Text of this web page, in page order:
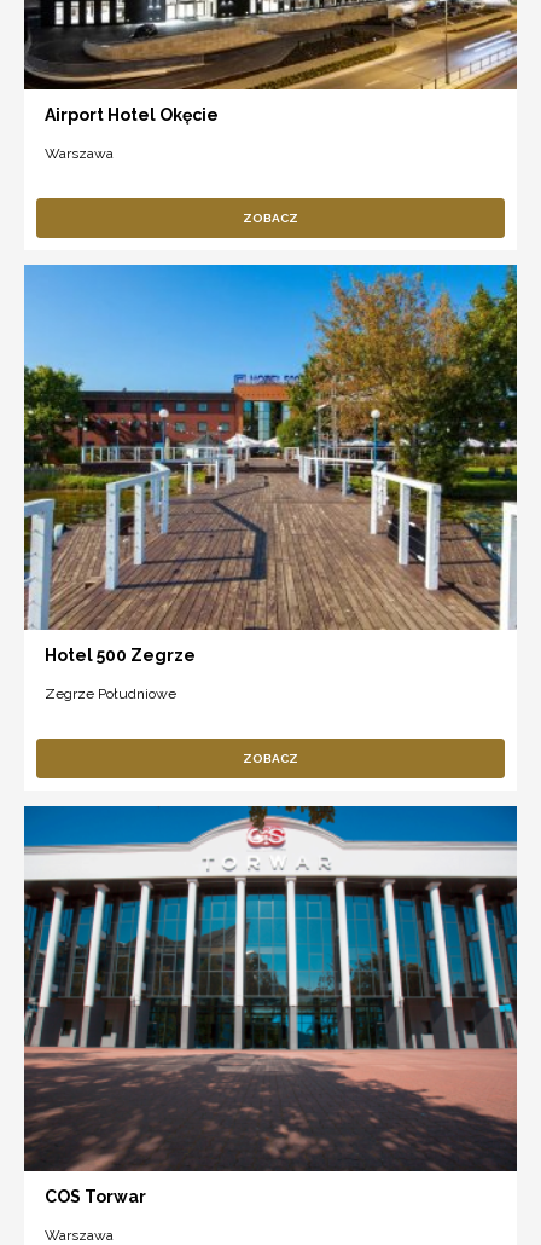
Airport Hotel Okęcie
Warszawa
ZOBACZ
Hotel 500 Zegrze
Zegrze Południowe
ZOBACZ
COS Torwar
Warszawa